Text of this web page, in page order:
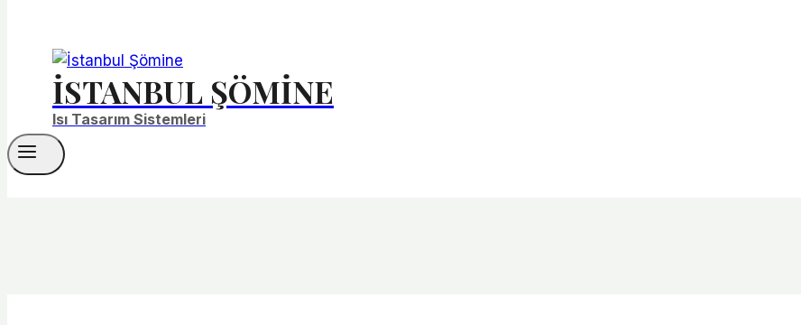
İSTANBUL ŞÖMINE
Isı Tasarım Sistemleri